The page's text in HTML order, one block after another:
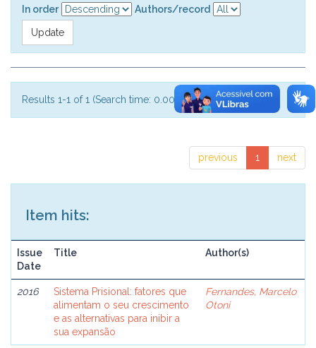
In order
Authors/record
Results 1-1 of 1 (Search time: 0.002 seconds).
previous 1 next
Item hits:
Issue
Date
Title Author(s)
2016
Sistema Prisional: fatores que
alimentam o seu crescimento
e as alternativas para inibir a
sua expansão
Fernandes, Marcelo
Otoni